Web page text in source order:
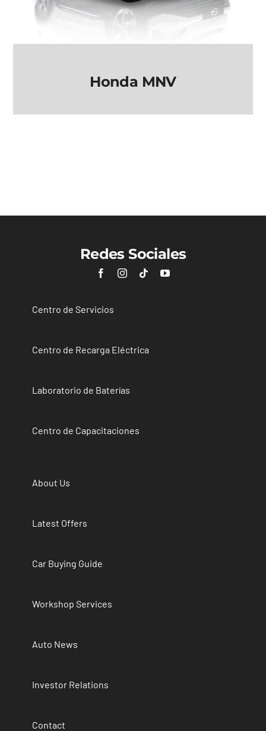
Honda MNV
Redes Sociales
Centro de Servicios
Centro de Recarga Eléctrica
Laboratorio de Baterías
Centro de Capacitaciones
About Us
Latest Offers
Car Buying Guide
Workshop Services
Auto News
Investor Relations
Contact